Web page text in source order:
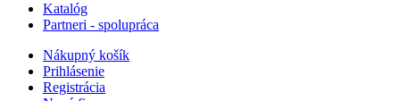
Katalóg
Partneri - spolupráca
Nákupný košík
Prihlásenie
Registrácia